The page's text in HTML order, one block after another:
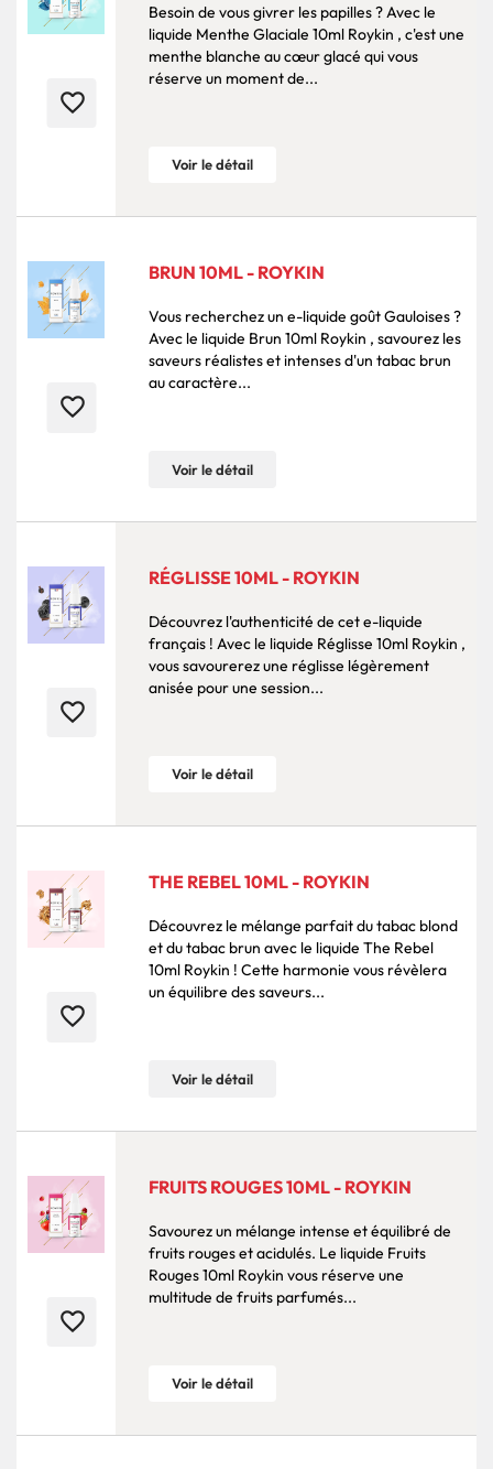
favorite_border
Besoin de vous givrer les papilles ? Avec le
liquide Menthe Glaciale 10ml Roykin , c'est une
menthe blanche au cœur glacé qui vous
réserve un moment de...
Voir le détail
favorite_border
BRUN 10ML - ROYKIN
Vous recherchez un e-liquide goût Gauloises ?
Avec le liquide Brun 10ml Roykin , savourez les
saveurs réalistes et intenses d'un tabac brun
au caractère...
Voir le détail
favorite_border
RÉGLISSE 10ML - ROYKIN
Découvrez l'authenticité de cet e-liquide
français ! Avec le liquide Réglisse 10ml Roykin ,
vous savourerez une réglisse légèrement
anisée pour une session...
Voir le détail
favorite_border
THE REBEL 10ML - ROYKIN
Découvrez le mélange parfait du tabac blond
et du tabac brun avec le liquide The Rebel
10ml Roykin ! Cette harmonie vous révèlera
un équilibre des saveurs...
Voir le détail
favorite_border
FRUITS ROUGES 10ML - ROYKIN
Savourez un mélange intense et équilibré de
fruits rouges et acidulés. Le liquide Fruits
Rouges 10ml Roykin vous réserve une
multitude de fruits parfumés...
Voir le détail